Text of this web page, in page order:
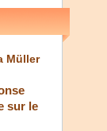
Müller
sur le